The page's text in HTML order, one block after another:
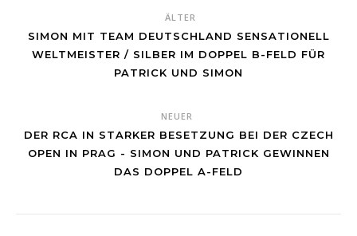
ÄLTER
SIMON MIT TEAM DEUTSCHLAND SENSATIONELL
WELTMEISTER / SILBER IM DOPPEL B-FELD FÜR
PATRICK UND SIMON
NEUER
DER RCA IN STARKER BESETZUNG BEI DER CZECH
OPEN IN PRAG - SIMON UND PATRICK GEWINNEN
DAS DOPPEL A-FELD